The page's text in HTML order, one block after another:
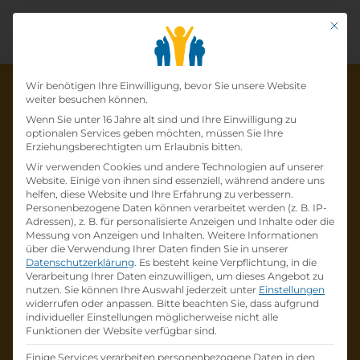
Die Lehrstelle wurde schon
besetzt!
Die LehrstelleLehrling (m/w/d) im
Einzelhandelbei LIBRO Handelsgesellschaft
mbHist schonbesetzt.
Firmenprofil besuchen
Andere Lehrstelle suchen
Mit
Datenschutz-
Wir benötigen Ihre Einwilligung, bevor Sie unsere Website
weiter besuchen können.
Wenn Sie unter 16 Jahre alt sind und Ihre Einwilligung zu
optionalen Services geben möchten, müssen Sie Ihre
Erziehungsberechtigten um Erlaubnis bitten.
Wir verwenden Cookies und andere Technologien auf unserer
Website. Einige von ihnen sind essenziell, während andere uns
helfen, diese Website und Ihre Erfahrung zu verbessern.
Personenbezogene Daten können verarbeitet werden (z. B. IP-
Adressen), z. B. für personalisierte Anzeigen und Inhalte oder die
Messung von Anzeigen und Inhalten. Weitere Informationen
über die Verwendung Ihrer Daten finden Sie in unserer
Datenschutzerklärung. Es besteht keine Verpflichtung, in die
Verarbeitung Ihrer Daten einzuwilligen, um dieses Angebot zu
nutzen. Sie können Ihre Auswahl jederzeit unter Einstellungen
widerrufen oder anpassen. Bitte beachten Sie, dass aufgrund
individueller Einstellungen möglicherweise nicht alle
Funktionen der Website verfügbar sind.
Einige Services verarbeiten personenbezogene Daten in den